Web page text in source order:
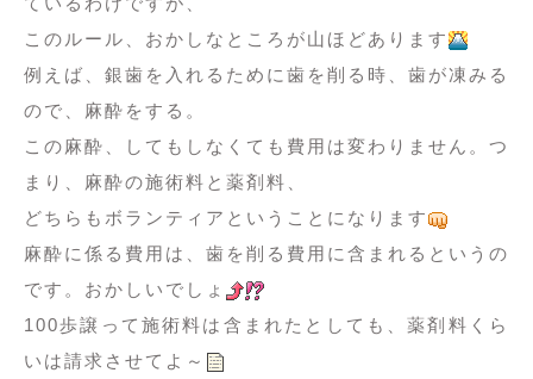
このルール、おかしなところが山ほどあります
例えば、銀歯を入れるために歯を削る時、歯が凍みる
ので、麻酔をする。
この麻酔、してもしなくても費用は変わりません。つ
まり、麻酔の施術料と薬剤料、
どちらもボランティアということになります
麻酔に係る費用は、歯を削る費用に含まれるというの
です。おかしいでしょ
100歩譲って施術料は含まれたとしても、薬剤料くら
いは請求させてよ～